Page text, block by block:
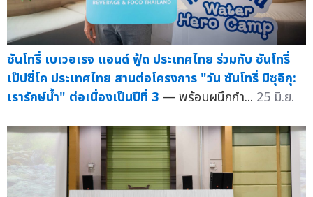
ซันโทรี่ เบเวอเรจ แอนด์ ฟู้ด ประเทศไทย ร่วมกับ ซันโทรี่
เป๊ปซี่โค ประเทศไทย สานต่อโครงการ "วัน ซันโทรี่ มิซุอิกุ:
เรารักษ์น้ำ" ต่อเนื่องเป็นปีที่ 3 — พร้อมผนึกกำ... 25 มิ.ย.